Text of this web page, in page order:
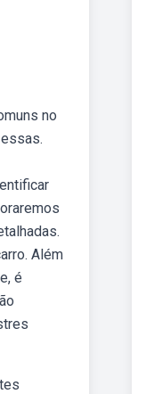
no
Além
é